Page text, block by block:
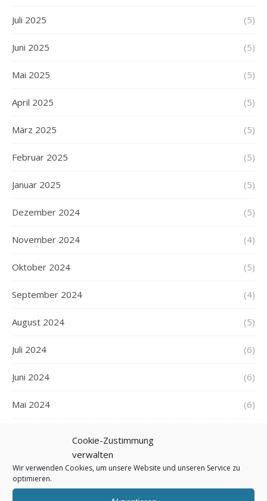
Cookie-Zustimmung
verwalten
Wir verwenden Cookies, um unsere Website und unseren Service zu
optimieren.
Juli 2025 (5)
Juni 2025 (5)
Mai 2025 (5)
April 2025 (5)
März 2025 (5)
Februar 2025 (5)
Januar 2025 (5)
Dezember 2024 (5)
November 2024 (4)
Oktober 2024 (5)
September 2024 (4)
August 2024 (5)
Juli 2024 (6)
Juni 2024 (6)
Mai 2024 (6)
Februar 2024 (5)